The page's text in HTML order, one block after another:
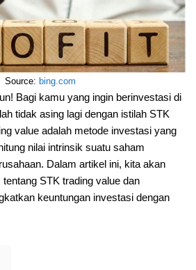
Source: bing.com
Bagi kamu yang ingin berinvestasi di
tidak asing lagi dengan istilah STK
value adalah metode investasi yang
nilai intrinsik suatu saham
Dalam artikel ini, kita akan
STK trading value dan
keuntungan investasi dengan